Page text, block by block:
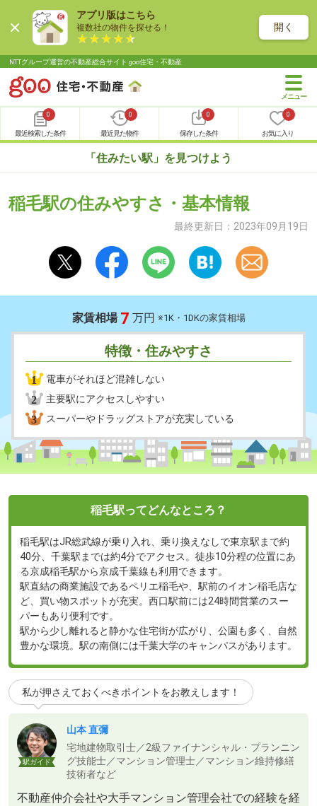
アプリ版はこちら
複数社の物件を探せる！ 開く
NTTグループ運営の不動産総合サイト goo住宅・不動産
0
最近検索した条件
0
最近見た物件
0
保存した条件
0
お気に入り
「住みたい駅」を見つけよう
稲毛駅の住みやすさ・基本情報
最終更新日： 2023年09月19日
家賃相場 7 万円 ※1K・1DKの家賃相場
特徴・住みやすさ
1 電車がそれほど混雑しない
2 主要駅にアクセスしやすい
3 スーパーやドラッグストアが充実している
稲毛駅ってどんなところ？
稲毛駅はJR総武線が乗り入れ、乗り換えなしで東京駅まで約
40分、千葉駅までは約4分でアクセス。徒歩10分程の位置にあ
る京成稲毛駅から京成千葉線も利用できます。
駅直結の商業施設であるペリエ稲毛や、駅前のイオン稲毛店な
ど、買い物スポットが充実。西口駅前には24時間営業のスー
パーもあり便利です。
駅から少し離れると静かな住宅街が広がり、公園も多く、自然
豊かな環境。駅の南側には千葉大学のキャンパスがあります。
私が押さえておくべきポイントをお教えします！
駅ガイド
山本 直彌
宅地建物取引士／2級ファイナンシャル・プランニン
グ技能士／マンション管理士／マンション維持修繕
技術者など
不動産仲介会社や大手マンション管理会社での経験を経